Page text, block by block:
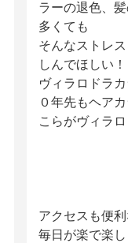
ラーの退色、
多くても
そんなストレ
しんでほしい！
ヴィラロドラ
０年先もヘア
こらがヴィラ
アクセスも便
毎日が楽で楽